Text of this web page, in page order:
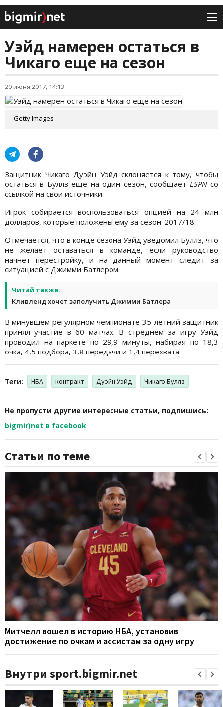
Уэйд намерен остаться в
Чикаго еще на сезон
20 июня 2017, 14:13
Getty Images
Защитник Чикаго Дуэйн Уэйд склоняется к тому, чтобы
остаться в Буллз еще на один сезон, сообщает ESPNсо
ссылкой на свои источники.
Игрок собирается воспользоваться опцией на 24 млн
долларов, которые положены ему за сезон-2017/18.
Отмечается, что в конце сезона Уэйд уведомил Буллз, что
не желает оставаться в команде, если руководство
начнет перестройку, и на данный момент следит за
ситуацией с Джимми Батлером.
Читай также:
Кливленд хочет заполучить Джимми Батлера
В минувшем регулярном чемпионате 35-летний защитник
принял участие в 60 матчах. В стреднем за игру Уэйд
проводил на паркете по 29,9 минуты, набирая по 18,3
очка, 4,5 подбора, 3,8 передачи и 1,4 перехвата.
Теги: НБА контракт Дуэйн Уэйд Чикаго Буллз
Не пропусти другие интересные статьи, подпишись:
bigmir)net в facebook
Статьи по теме
Митчелл вошел в историю НБА, установив
достижение по очкам и ассистам за одну игру
Внутри sport.bigmir.net